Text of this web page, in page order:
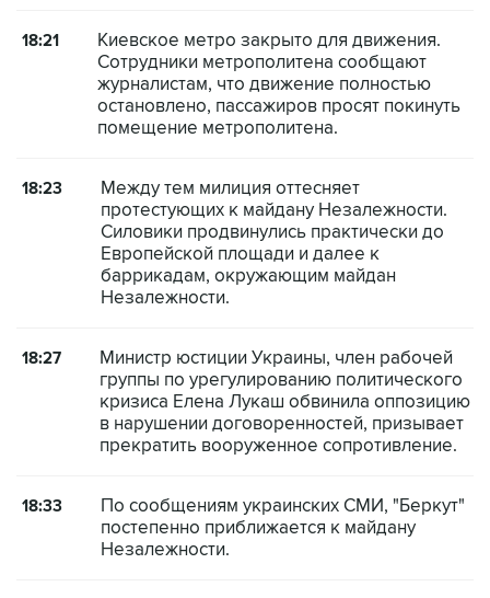
18:21
Киевское метро закрыто для движения.
Сотрудники метрополитена сообщают
журналистам, что движение полностью
остановлено, пассажиров просят покинуть
помещение метрополитена.
18:23
Между тем милиция оттесняет
протестующих к майдану Незалежности.
Силовики продвинулись практически до
Европейской площади и далее к
баррикадам, окружающим майдан
Незалежности.
18:27
Министр юстиции Украины, член рабочей
группы по урегулированию политического
кризиса Елена Лукаш обвинила оппозицию
в нарушении договоренностей, призывает
прекратить вооруженное сопротивление.
18:33
По сообщениям украинских СМИ, "Беркут"
постепенно приближается к майдану
Незалежности.